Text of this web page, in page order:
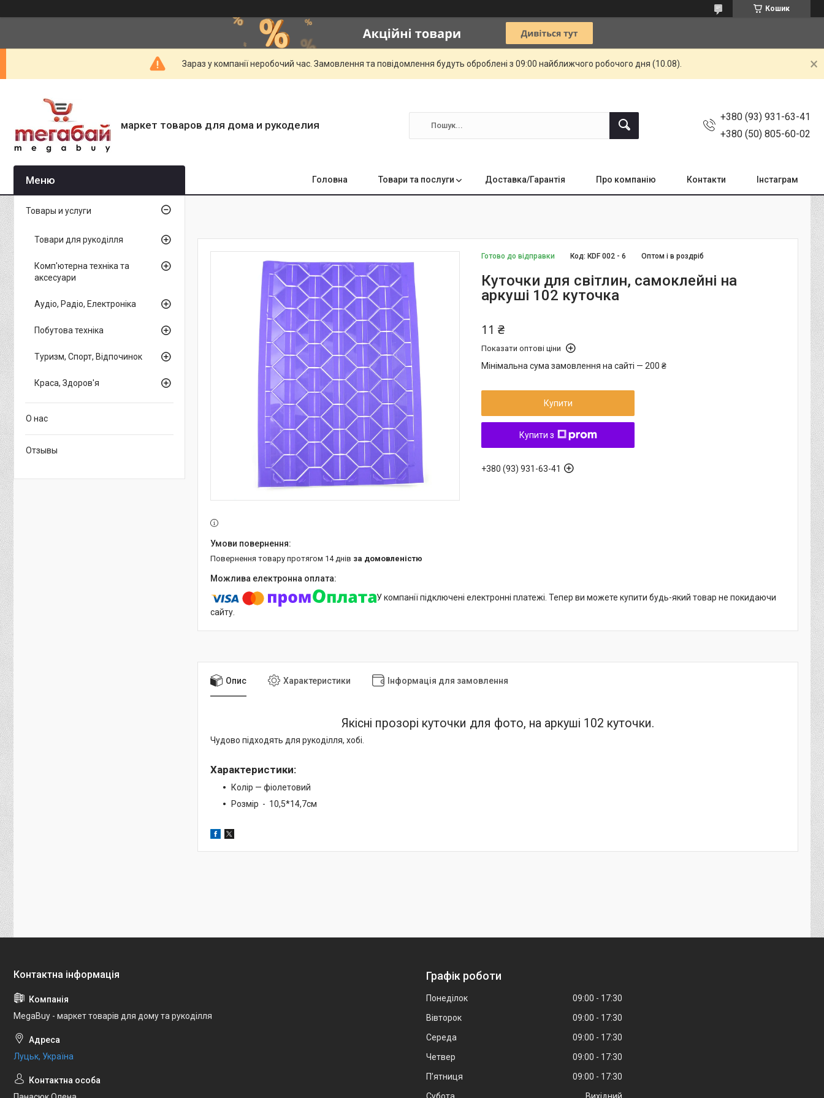
Кошик
Зараз у компанії неробочий час. Замовлення та повідомлення будуть оброблені з 09:00 найближчого робочого дня (10.08).
маркет товаров для дома и рукоделия
+380 (93) 931-63-41
+380 (50) 805-60-02
Головна Товари та послуги Доставка/Гарантія Про компанію Контакти Інстаграм
Готово до відправки Оптом і в роздріб
Код: КDF 002 - 6
Куточки для світлин, самоклейні на
аркуші 102 куточка
11 ₴
Показати оптові ціни
Мінімальна сума замовлення на сайті — 200 ₴
Купити
Купити з
+380 (93) 931-63-41
повернення товару протягом 14 днів за домовленістю
У компанії підключені електронні платежі. Тепер ви можете купити будь-який товар не покидаючи
сайту.
Опис Характеристики Інформація для замовлення
Якісні прозорі куточки для фото, на аркуші 102 куточки.
Чудово підходять для рукоділля, хобі.
Характеристики:
Колір — фіолетовий
Розмір - 10,5*14,7см
Товары и услуги
Товари для рукоділля
Комп'ютерна техніка та
аксесуари
Аудіо, Радіо, Електроніка
Побутова техніка
Туризм, Спорт, Відпочинок
Краса, Здоров'я
О нас
Отзывы
MegaBuy - маркет товарів для дому та рукоділля
Луцьк, Україна
Графік роботи
Понеділок 09:00
17:30
Вівторок
09:00
17:30
Середа
09:00
17:30
Четвер
09:00
17:30
Пʼятниця
09:00
17:30